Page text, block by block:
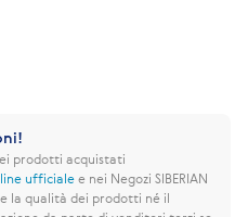
prodotti acquistati
ufficialee nei Negozi SIBERIAN
la qualità dei prodotti né il